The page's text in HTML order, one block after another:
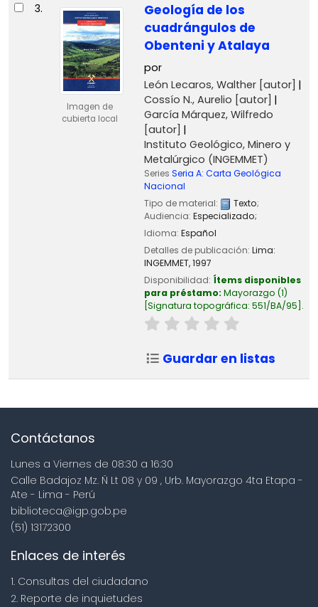
3.
Imagen de
cubierta local
Geología de los
cuadrángulos de
Obenteni y Atalaya
por
León Lecaros, Walther[autor]
Cossío N., Aurelio [autor]
García Márquez, Wilfredo
[autor]
Instituto Geológico, Minero y
Metalúrgico (INGEMMET)
Series Seria A: Carta Geológica
Nacional
Tipo de material:
Texto;
Audiencia: Especializado;
Idioma: Español
Detalles de publicación: Lima:
INGEMMET,1997
Disponibilidad: Ítems disponibles
para préstamo: Mayorazgo (1)
Signatura topográfica: 551/BA/95 .
Guardar en listas
Contáctanos
Lunes a Viernes de 08:30 a 16:30
Calle Badajoz Mz. Ñ Lt 08 y 09 , Urb. Mayorazgo 4ta Etapa -
Ate - Lima - Perú
biblioteca@igp.gob.pe
(51) 13172300
Enlaces de interés
1. Consultas del ciudadano
2. Reporte de inquietudes